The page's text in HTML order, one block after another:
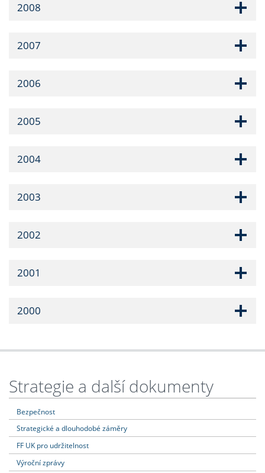
2008
2007
2006
2005
2004
2003
2002
2001
2000
Strategie a další dokumenty
Bezpečnost
Strategické a dlouhodobé záměry
FF UK pro udržitelnost
Výroční zprávy